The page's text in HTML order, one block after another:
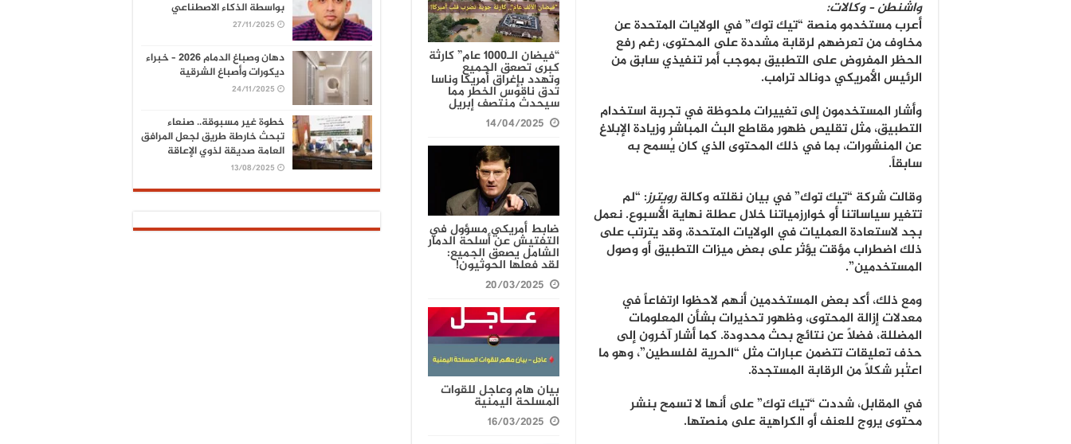
“فيضان الـ1000 عام” كارثة
كبرى تصعق الجميع
وتهدد بإغراق أمريكا وناسا
تدق ناقوس الخطر مما
سيحدث منتصف إبريل
14/04/2025
ضابط أمريكي مسؤول في
التفتيش عن أسلحة الدمار
الشامل يصعق الجميع:
لقد فعلها الحوثيون!
20/03/2025
بيان هام وعاجل للقوات
المسلحة اليمنية
16/03/2025
واشنطن – وكالات:
أعرب مستخدمو منصة “تيك توك” في الولايات المتحدة عن
مخاوف من تعرضهم لرقابة مشددة على المحتوى، رغم رفع
الحظر المفروض على التطبيق بموجب أمر تنفيذي سابق من
الرئيس الأمريكي دونالد ترامب.
وأشار المستخدمون إلى تغييرات ملحوظة في تجربة استخدام
التطبيق، مثل تقليص ظهور مقاطع البث المباشر وزيادة الإبلاغ
عن المنشورات، بما في ذلك المحتوى الذي كان يُسمح به
سابقاً.
وقالت شركة “تيك توك” في بيان نقلته وكالةرويترز: “لم
تتغير سياساتنا أو خوارزمياتنا خلال عطلة نهاية الأسبوع. نعمل
بجد لاستعادة العمليات في الولايات المتحدة، وقد يترتب على
ذلك اضطراب مؤقت يؤثر على بعض ميزات التطبيق أو وصول
المستخدمين”.
ومع ذلك، أكد بعض المستخدمين أنهم لاحظوا ارتفاعاً في
معدلات إزالة المحتوى، وظهور تحذيرات بشأن المعلومات
المضللة، فضلاً عن نتائج بحث محدودة. كما أشار آخرون إلى
حذف تعليقات تتضمن عبارات مثل “الحرية لفلسطين”، وهو ما
اعتُبر شكلاً من الرقابة المستجدة.
في المقابل، شددت “تيك توك” على أنها لا تسمح بنشر
محتوى يروج للعنف أو الكراهية على منصتها.
بواسطة الذكاء الاصطناعي
27/11/2025
دهان وصباغ الدمام 2026 – خبراء
ديكورات وأصباغ الشرقية
24/11/2025
خطوة غير مسبوقة.. صنعاء
تبحث خارطة طريق لجعل المرافق
العامة صديقة لذوي الإعاقة
13/08/2025